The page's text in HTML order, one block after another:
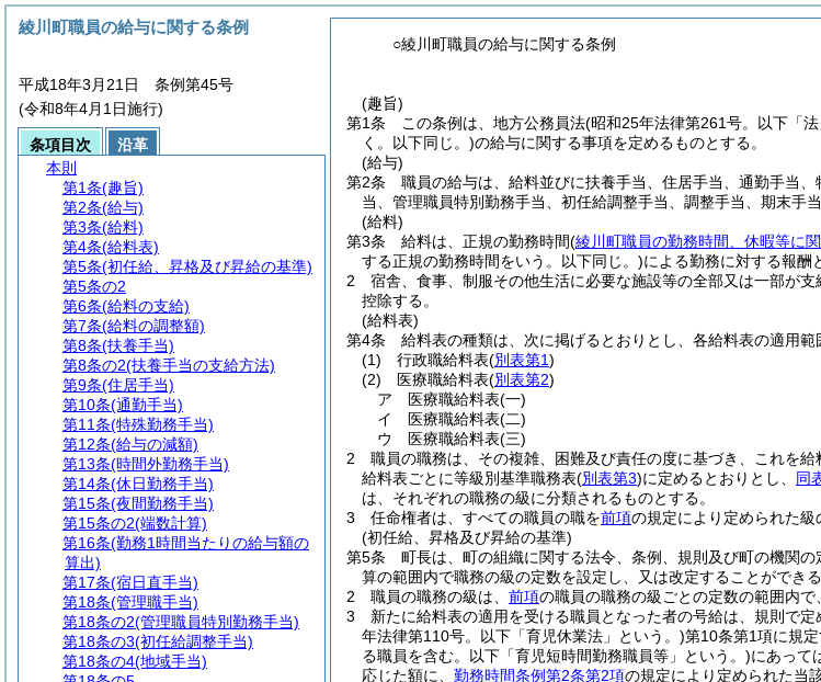
○綾川町職員の給与に関する条例
(趣旨)
第1条
この条例は、地方公務員法(昭和25年法律第261号。以下「
く。以下同じ。)の給与に関する事項を定めるものとする。
(給与)
第2条
職員の給与は、給料並びに扶養手当、住居手当、通勤手当
当、管理職員特別勤務手当、初任給調整手当、調整手当、期末手
(給料)
第3条
給料は、正規の勤務時間(綾川町職員の勤務時間、休暇等に
する正規の勤務時間をいう。以下同じ。)による勤務に対する報酬
2
宿舎、食事、制服その他生活に必要な施設等の全部又は一部が
控除する。
(給料表)
第4条
給料表の種類は、次に掲げるとおりとし、各給料表の適用
(1)
行政職給料表(別表第1)
(2)
医療職給料表(別表第2)
ア
医療職給料表(一)
イ
医療職給料表(二)
ウ
医療職給料表(三)
2
職員の職務は、その複雑、困難及び責任の度に基づき、これを
給料表ごとに等級別基準職務表(別表第3)に定めるとおりとし、 同
は、それぞれの職務の級に分類されるものとする。
3
任命権者は、すべての職員の職を前項の規定により定められた級
(初任給、昇格及び昇給の基準)
第5条
町長は、町の組織に関する法令、条例、規則及び町の機関
算の範囲内で職務の級の定数を設定し、又は改定することができる
2
職員の職務の級は、 前項の職員の職務の級ごとの定数の範囲内
3
新たに給料表の適用を受ける職員となった者の号給は、規則で定
年法律第110号。以下「育児休業法」という。)第10条第1項に規
る職員を含む。以下「育児短時間勤務職員等」という。)にあって
応じた額に、 勤務時間条例第2条第2項の規定により定められた当
綾川町職員の給与に関する条例
平成18年3月21日 条例第45号
(令和8年4月1日施行)
条項目次
沿革
本則
第1条(趣旨)
第2条(給与)
第3条(給料)
第4条(給料表)
第5条(初任給、昇格及び昇給の基準)
第5条の2
第6条(給料の支給)
第7条(給料の調整額)
第8条(扶養手当)
第8条の2(扶養手当の支給方法)
第9条(住居手当)
第10条(通勤手当)
第11条(特殊勤務手当)
第12条(給与の減額)
第13条(時間外勤務手当)
第14条(休日勤務手当)
第15条(夜間勤務手当)
第15条の2(端数計算)
第16条(勤務1時間当たりの給与額の
算出)
第17条(宿日直手当)
第18条(管理職手当)
第18条の2(管理職員特別勤務手当)
第18条の3(初任給調整手当)
第18条の4(地域手当)